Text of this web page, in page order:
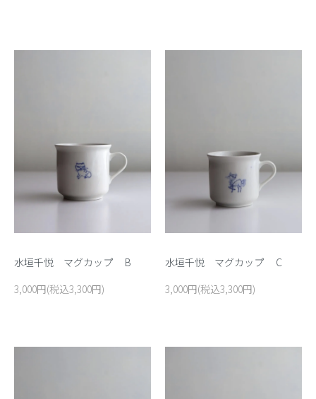
水垣千悦 マグカップ B
3,000円(税込3,300円)
水垣千悦 マグカップ C
3,000円(税込3,300円)